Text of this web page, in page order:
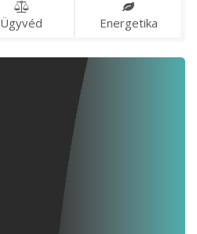
Ügyvéd Energetika